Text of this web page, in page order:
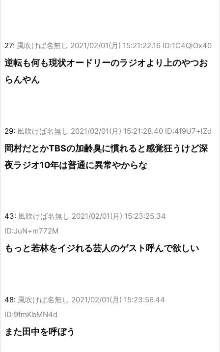
27: 風吹けば名無し 2021/02/01(月) 15:21:22.16 ID:1C4QiOx40
逆転も何も現状オードリーのラジオより上のやつお
らんやん
29: 風吹けば名無し 2021/02/01(月) 15:21:28.40 ID:4f9U7+lZd
岡村だとかTBSの加齢臭に慣れると感覚狂うけど深
夜ラジオ10年は普通に異常やからな
43: 風吹けば名無し 2021/02/01(月) 15:23:25.34
ID:JuN+m772M
もっと若林をイジれる芸人のゲスト呼んで欲しい
48: 風吹けば名無し 2021/02/01(月) 15:23:56.44
ID:9fmKbMN4d
また田中を呼ぼう